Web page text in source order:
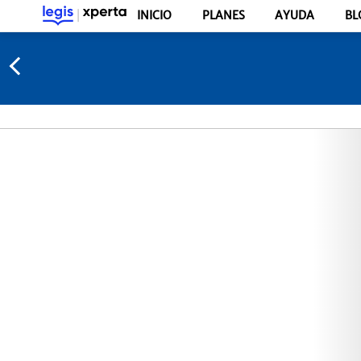
INICIO PLANES AYUDA